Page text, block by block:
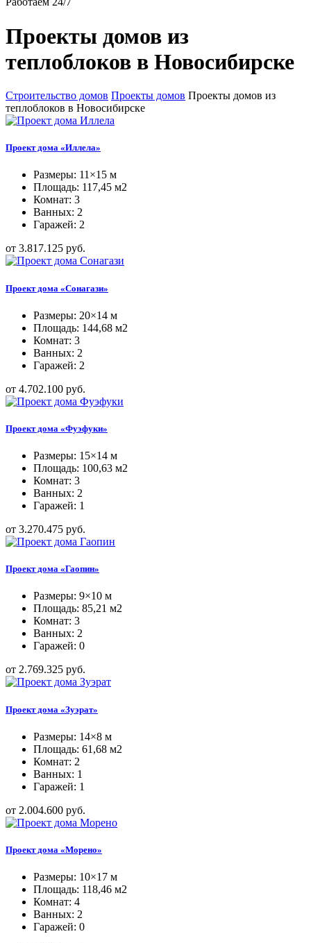
Проекты домов из
теплоблоков в Новосибирске
Строительство домов Проекты домов Проекты домов из
теплоблоков в Новосибирске
Проект дома «Иллела»
Размеры: 11×15 м
Площадь: 117,45 м2
Комнат: 3
Ванных: 2
Гаражей: 2
от 3.817.125 руб.
Проект дома «Сонагази»
Размеры: 20×14 м
Площадь: 144,68 м2
Комнат: 3
Ванных: 2
Гаражей: 2
от 4.702.100 руб.
Проект дома «Фуэфуки»
Размеры: 15×14 м
Площадь: 100,63 м2
Комнат: 3
Ванных: 2
Гаражей: 1
от 3.270.475 руб.
Проект дома «Гаопин»
Размеры: 9×10 м
Площадь: 85,21 м2
Комнат: 3
Ванных: 2
Гаражей: 0
от 2.769.325 руб.
Проект дома «Зуэрат»
Размеры: 14×8 м
Площадь: 61,68 м2
Комнат: 2
Ванных: 1
Гаражей: 1
от 2.004.600 руб.
Проект дома «Морено»
Размеры: 10×17 м
Площадь: 118,46 м2
Комнат: 4
Ванных: 2
Гаражей: 0